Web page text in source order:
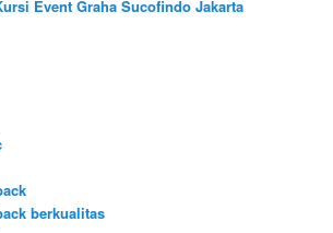
Event Graha Sucofindo Jakarta
berkualitas